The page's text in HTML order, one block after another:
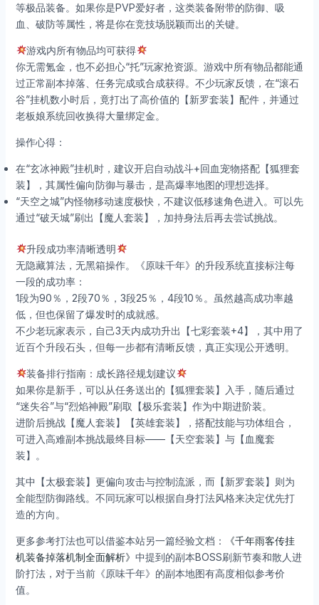
等极品装备。如果你是PVP爱好者，这类装备附带的防御、吸
血、破防等属性，将是你在竞技场脱颖而出的关键。
游戏内所有物品均可获得
你无需氪金，也不必担心“托”玩家抢资源。游戏中所有物品都能通
过正常副本掉落、任务完成或合成获得。不少玩家反馈，在“滚石
谷”挂机数小时后，竟打出了高价值的【新罗套装】配件，并通过
老板娘系统回收换得大量绑定金。
操作心得：
在“玄冰神殿”挂机时，建议开启自动战斗+回血宠物搭配【狐狸套
装】，其属性偏向防御与暴击，是高爆率地图的理想选择。
“天空之城”内怪物移动速度极快，不建议低移速角色进入。可以先
通过“破天城”刷出【魔人套装】，加持身法后再去尝试挑战。
升段成功率清晰透明
无隐藏算法，无黑箱操作。《原味千年》的升段系统直接标注每
一段的成功率：
1段为90％，2段70％，3段25％，4段10％。虽然越高成功率越
低，但也保留了爆发时的成就感。
不少老玩家表示，自己3天内成功升出【七彩套装+4】，其中用了
近百个升段石头，但每一步都有清晰反馈，真正实现公开透明。
装备排行指南：成长路径规划建议
如果你是新手，可以从任务送出的【狐狸套装】入手，随后通过
“迷失谷”与“烈焰神殿”刷取【极乐套装】作为中期进阶装。
进阶后挑战【魔人套装】【英雄套装】，搭配技能与功体组合，
可进入高难副本挑战最终目标——【天空套装】与【血魔套
装】。
其中【太极套装】更偏向攻击与控制流派，而【新罗套装】则为
全能型防御路线。不同玩家可以根据自身打法风格来决定优先打
造的方向。
更多参考打法也可以借鉴本站另一篇经验文档：
《千年雨客传挂
机装备掉落机制全面解析》 中提到的副本BOSS刷新节奏和散人进
阶打法，对于当前《原味千年》的副本地图有高度相似参考价
值。